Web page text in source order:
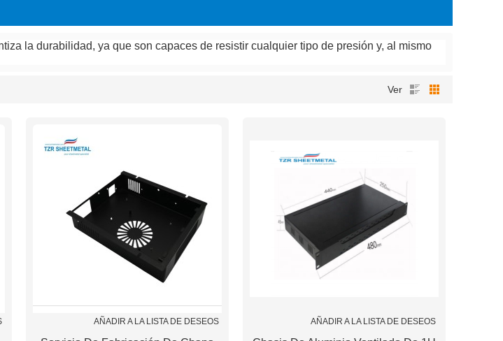
la durabilidad, ya que son capaces de resistir cualquier tipo de presión y, al mismo
Ver
AÑADIR A LA LISTA DE DESEOS AÑADIR A LA LISTA DE DESEOS